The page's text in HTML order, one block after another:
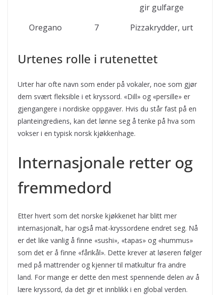
gir gulfarge
Oregano
7 Pizzakrydder, urt
Urtenes rolle i rutenettet
Urter har ofte navn som ender på vokaler, noe som gjør
dem svært fleksible i et kryssord. «Dill» og «persille» er
gjengangere i nordiske oppgaver. Hvis du står fast på en
planteingrediens, kan det lønne seg å tenke på hva som
vokser i en typisk norsk kjøkkenhage.
Internasjonale retter og
fremmedord
Etter hvert som det norske kjøkkenet har blitt mer
internasjonalt, har også mat-kryssordene endret seg. Nå
er det like vanlig å finne «sushi», «tapas» og «hummus»
som det er å finne «fårikål». Dette krever at løseren følger
med på mattrender og kjenner til matkultur fra andre
land. For mange er dette den mest spennende delen av å
lære kryssord, da det gir et innblikk i en global verden.